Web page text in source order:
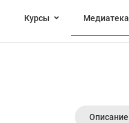
Курсы Медиатека
Описание